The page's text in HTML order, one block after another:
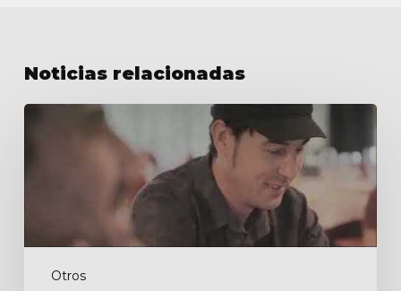
Noticias relacionadas
Otros
Habla